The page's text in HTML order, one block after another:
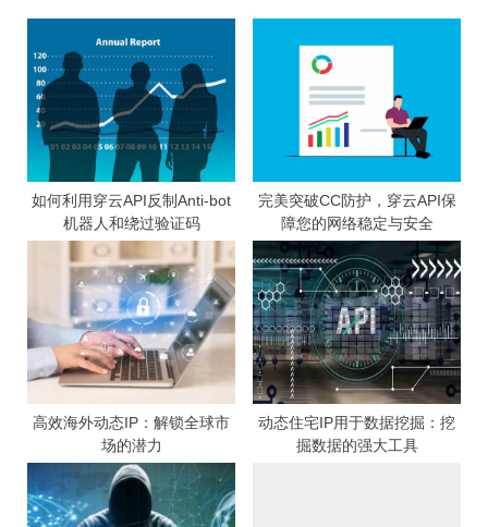
航
s
P
o
s
:
s
t
:
如何利用穿云API反制Anti-bot
机器人和绕过验证码
完美突破CC防护，穿云API保
障您的网络稳定与安全
高效海外动态IP：解锁全球市
场的潜力
动态住宅IP用于数据挖掘：挖
掘数据的强大工具